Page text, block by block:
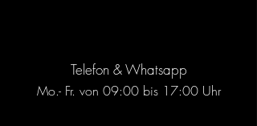
Telefon & Whatsapp
Mo.- Fr. von 09:00 bis 17:00 Uhr